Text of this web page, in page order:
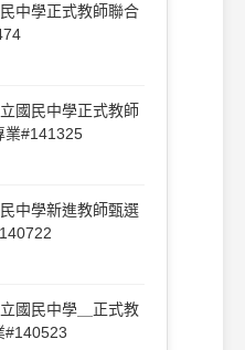
中學正式教師聯合
國民中學正式教師
業#141325
中學新進教師甄選
國民中學＿正式教
#140523